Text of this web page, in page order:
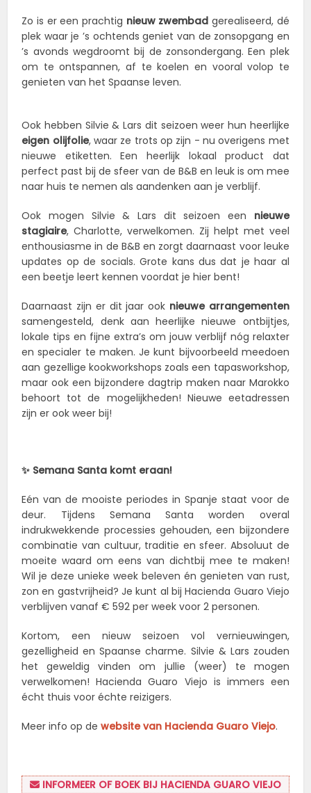
Zo is er een prachtig nieuw zwembad gerealiseerd, dé
plek waar je ’s ochtends geniet van de zonsopgang en
’s avonds wegdroomt bij de zonsondergang. Een plek
om te ontspannen, af te koelen en vooral volop te
genieten van het Spaanse leven.
Ook hebben Silvie & Lars dit seizoen weer hun heerlijke
eigen olijfolie, waar ze trots op zijn - nu overigens met
nieuwe etiketten. Een heerlijk lokaal product dat
perfect past bij de sfeer van de B&B en leuk is om mee
naar huis te nemen als aandenken aan je verblijf.
Ook mogen Silvie & Lars dit seizoen een nieuwe
stagiaire, Charlotte, verwelkomen. Zij helpt met veel
enthousiasme in de B&B en zorgt daarnaast voor leuke
updates op de socials. Grote kans dus dat je haar al
een beetje leert kennen voordat je hier bent!
Daarnaast zijn er dit jaar ook nieuwe arrangementen
samengesteld, denk aan heerlijke nieuwe ontbijtjes,
lokale tips en fijne extra’s om jouw verblijf nóg relaxter
en specialer te maken. Je kunt bijvoorbeeld meedoen
aan gezellige kookworkshops zoals een tapasworkshop,
maar ook een bijzondere dagtrip maken naar Marokko
behoort tot de mogelijkheden! Nieuwe eetadressen
zijn er ook weer bij!
✨ Semana Santa komt eraan!
Eén van de mooiste periodes in Spanje staat voor de
deur. Tijdens Semana Santa worden overal
indrukwekkende processies gehouden, een bijzondere
combinatie van cultuur, traditie en sfeer. Absoluut de
moeite waard om eens van dichtbij mee te maken!
Wil je deze unieke week beleven én genieten van rust,
zon en gastvrijheid? Je kunt al bij Hacienda Guaro Viejo
verblijven vanaf € 592 per week voor 2 personen.
Kortom, een nieuw seizoen vol vernieuwingen,
gezelligheid en Spaanse charme. Silvie & Lars zouden
het geweldig vinden om jullie (weer) te mogen
verwelkomen! Hacienda Guaro Viejo is immers een
écht thuis voor échte reizigers.
Meer info op dewebsite van Hacienda Guaro Viejo.
INFORMEER OF BOEK BIJ HACIENDA GUARO VIEJO